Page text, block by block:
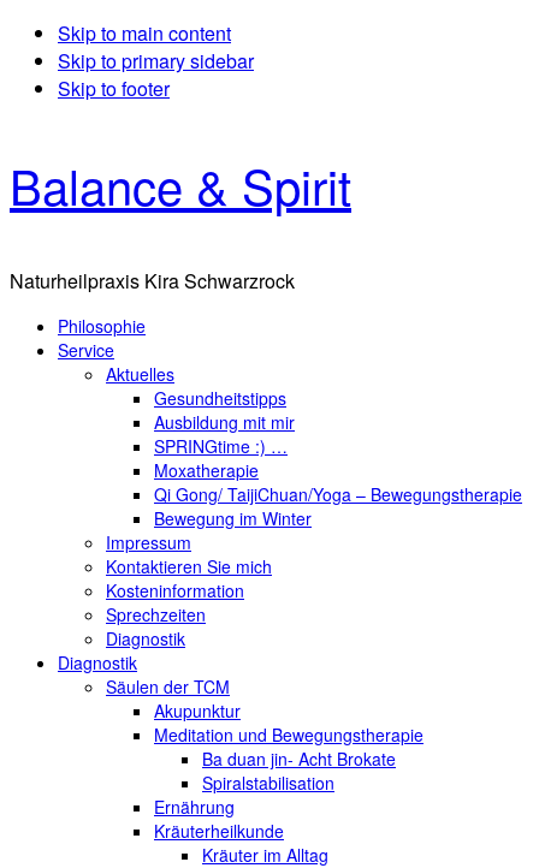
Skip to main content
Skip to primary sidebar
Skip to footer
Balance & Spirit
Naturheilpraxis Kira Schwarzrock
Philosophie
Service
Aktuelles
Gesundheitstipps
Ausbildung mit mir
SPRINGtime :) …
Moxatherapie
Qi Gong/ TaijiChuan/Yoga – Bewegungstherapie
Bewegung im Winter
Impressum
Kontaktieren Sie mich
Kosteninformation
Sprechzeiten
Diagnostik
Diagnostik
Säulen der TCM
Akupunktur
Meditation und Bewegungstherapie
Ba duan jin- Acht Brokate
Spiralstabilisation
Ernährung
Kräuterheilkunde
Kräuter im Alltag